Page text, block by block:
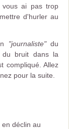
ai pas trop
d'hurler au
"journaliste"du
bruit dans la
compliqué. Allez
pour la suite.
déclin au